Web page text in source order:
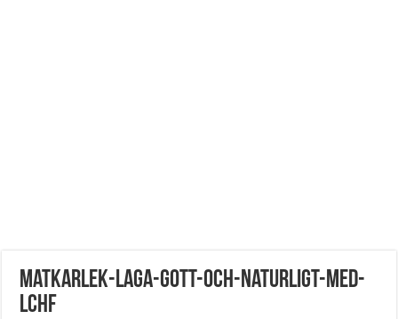
matkarlek-laga-gott-och-naturligt-med-
lchf